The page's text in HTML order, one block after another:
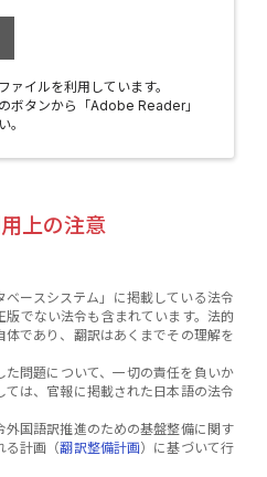
ァイルを利用しています。
ボタンから「Adobe Reader」
。
上の注意
ベースシステム」に掲載している法令
でない法令も含まれています。法的
であり、翻訳はあくまでその理解を
た問題について、一切の責任を負いか
は、官報に掲載された日本語の法令
国語訳推進のための基盤整備に関す
る計画（翻訳整備計画）に基づいて行